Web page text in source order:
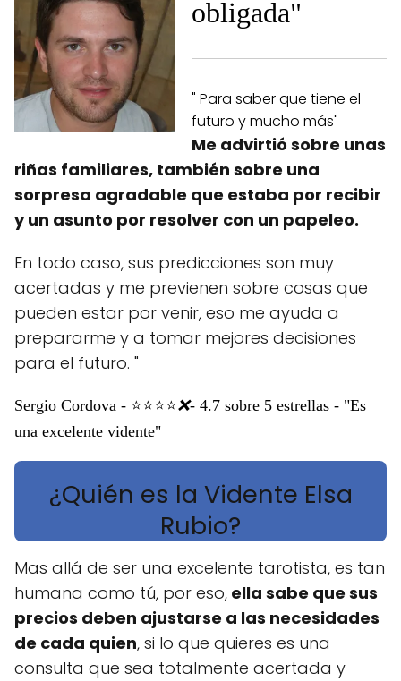
obligada"
" Para saber que tiene el
futuro y mucho más"
Me advirtió sobre unas
riñas familiares, también sobre una
sorpresa agradable que estaba por recibir
y un asunto por resolver con un papeleo.
En todo caso, sus predicciones son muy
acertadas y me previenen sobre cosas que
pueden estar por venir, eso me ayuda a
prepararme y a tomar mejores decisiones
para el futuro. "
Sergio Cordova - ⭐⭐⭐⭐❌- 4.7 sobre 5 estrellas - "Es
una excelente vidente"
¿Quién es la Vidente Elsa
Rubio?
Mas allá de ser una excelente tarotista, es tan
humana como tú, por eso, ella sabe que sus
precios deben ajustarse a las necesidades
de cada quien, si lo que quieres es una
consulta que sea totalmente acertada y